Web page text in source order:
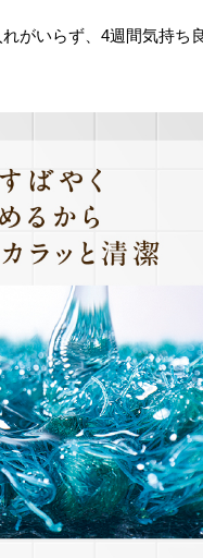
がいらず、4週間気持ち